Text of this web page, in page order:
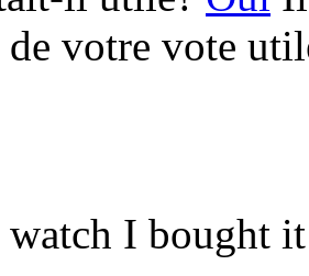
votre vote
I bought